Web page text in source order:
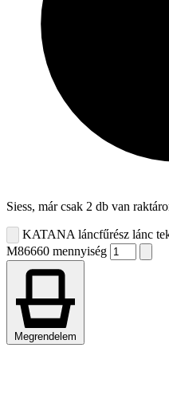
Siess, már csak 2 db van
KATANA láncfűrész lánc
M86660 mennyiség
Megrendelem